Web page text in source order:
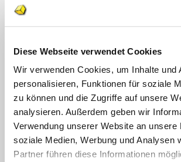
Diese Webseite verwendet Cookies
Wir verwenden Cookies, um Inhalte und
personalisieren, Funktionen für soziale
zu können und die Zugriffe auf unsere
analysieren. Außerdem geben wir
Verwendung unserer Website an unsere
soziale Medien, Werbung und Analysen
Partner führen diese Informationen
Farben und Formen
Größen
Uhr
Sachunterricht
Englisch
Themenpakete
Druckwerke
Deutsch
Fertiges Material
Mathematik
Anfangsunterricht
ZR bis 10